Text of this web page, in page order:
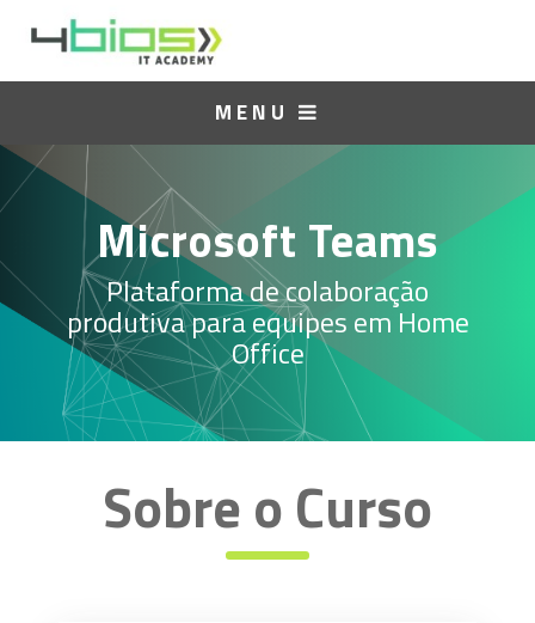
MENU
Microsoft Teams
Plataforma de colaboração
produtiva para equipes em Home
Office
Sobre o Curso